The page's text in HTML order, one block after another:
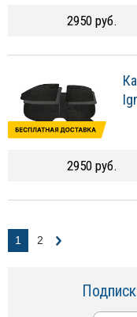
2950 руб.
2950 руб.
1 2